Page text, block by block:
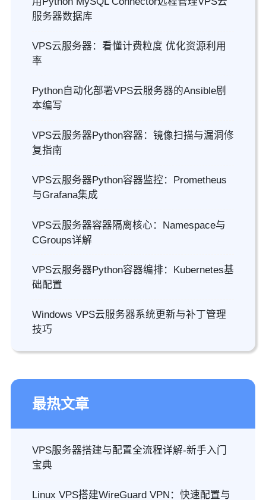
服务器数据库
VPS云服务器：看懂计费粒度 优化资源利用
率
Python自动化部署VPS云服务器的Ansible剧
本编写
VPS云服务器Python容器：镜像扫描与漏洞修
复指南
VPS云服务器Python容器监控：Prometheus
与Grafana集成
VPS云服务器容器隔离核心：Namespace与
CGroups详解
VPS云服务器Python容器编排：Kubernetes基
础配置
Windows VPS云服务器系统更新与补丁管理
技巧
最热文章
VPS服务器搭建与配置全流程详解-新手入门
宝典
Linux VPS搭建WireGuard VPN：快速配置与